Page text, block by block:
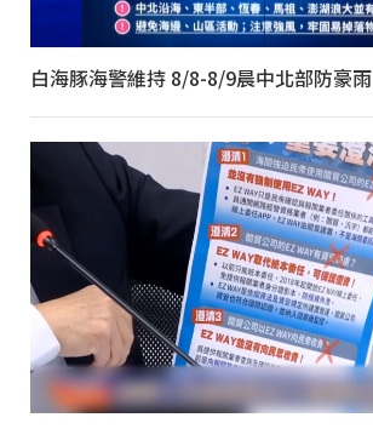
白海豚海警維持 8/8-8/9晨中北部防豪雨